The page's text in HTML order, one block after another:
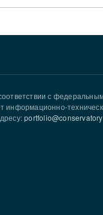
с
информационно-